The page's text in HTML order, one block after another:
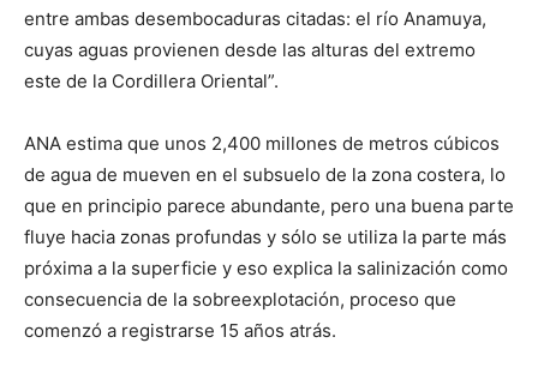
entre ambas desembocaduras citadas: el río Anamuya,
cuyas aguas provienen desde las alturas del extremo
este de la Cordillera Oriental”.
ANA estima que unos 2,400 millones de metros cúbicos
de agua de mueven en el subsuelo de la zona costera, lo
que en principio parece abundante, pero una buena parte
fluye hacia zonas profundas y sólo se utiliza la parte más
próxima a la superficie y eso explica la salinización como
consecuencia de la sobreexplotación, proceso que
comenzó a registrarse 15 años atrás.